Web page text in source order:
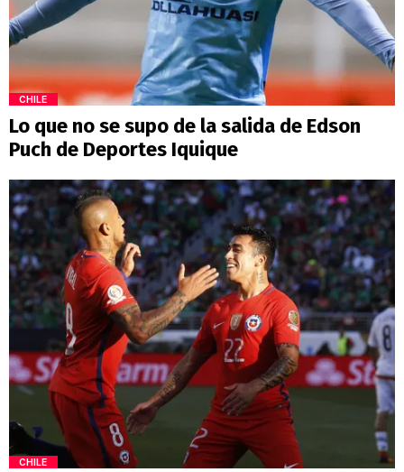
CHILE
Lo que no se supo de la salida de Edson
Puch de Deportes Iquique
CHILE